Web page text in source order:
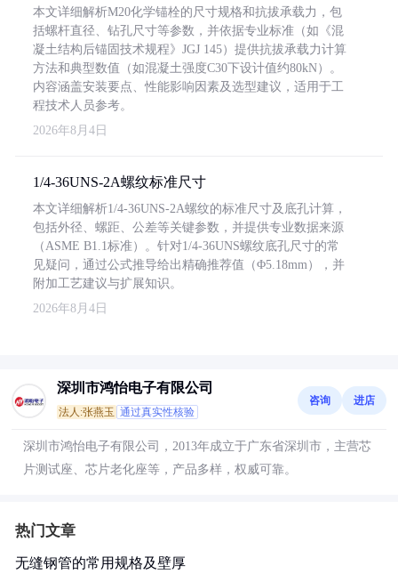
本文详细解析M20化学锚栓的尺寸规格和抗拔承载力，包
括螺杆直径、钻孔尺寸等参数，并依据专业标准（如《混
凝土结构后锚固技术规程》JGJ 145）提供抗拔承载力计算
方法和典型数值（如混凝土强度C30下设计值约80kN）。
内容涵盖安装要点、性能影响因素及选型建议，适用于工
程技术人员参考。
2026年8月4日
1/4-36UNS-2A螺纹标准尺寸
本文详细解析1/4-36UNS-2A螺纹的标准尺寸及底孔计算，
包括外径、螺距、公差等关键参数，并提供专业数据来源
（ASME B1.1标准）。针对1/4-36UNS螺纹底孔尺寸的常
见疑问，通过公式推导给出精确推荐值（Φ5.18mm），并
附加工艺建议与扩展知识。
2026年8月4日
深圳市鸿怡电子有限公司
法人:张燕玉 通过真实性核验
咨询 进店
深圳市鸿怡电子有限公司，2013年成立于广东省深圳市，主营芯
片测试座、芯片老化座等，产品多样，权威可靠。
热门文章
无缝钢管的常用规格及壁厚